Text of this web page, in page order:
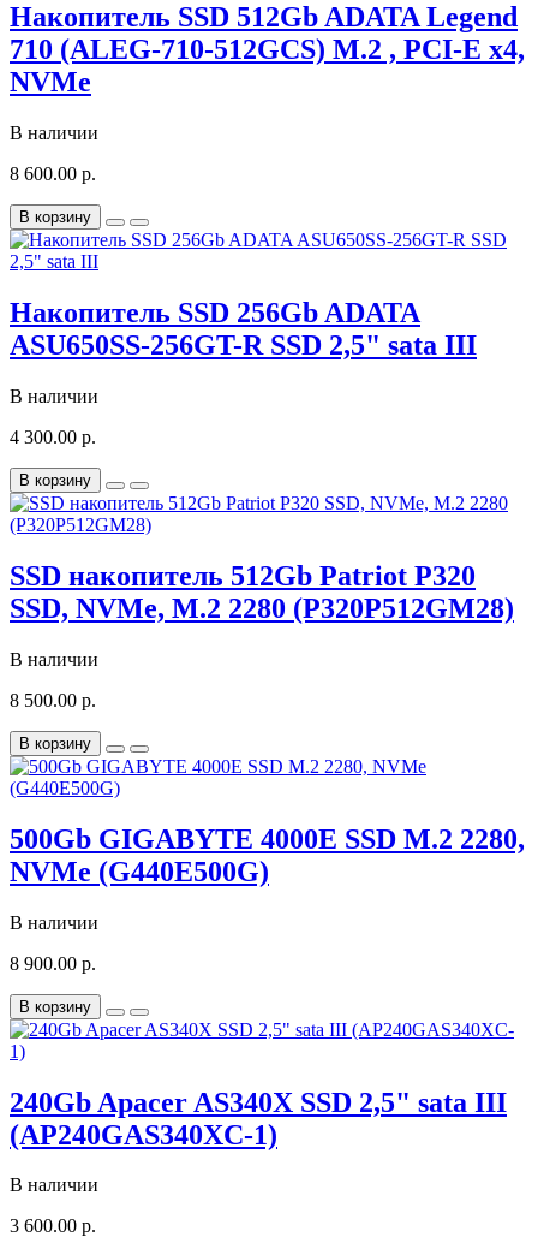
Накопитель SSD 512Gb ADATA Legend
710 (ALEG-710-512GCS) M.2 , PCI-E x4,
NVMe
В наличии
8 600.00 р.
В корзину
Накопитель SSD 256Gb ADATA
ASU650SS-256GT-R SSD 2,5" sata III
В наличии
4 300.00 р.
В корзину
SSD накопитель 512Gb Patriot P320
SSD, NVMe, M.2 2280 (P320P512GM28)
В наличии
8 500.00 р.
В корзину
500Gb GIGABYTE 4000E SSD M.2 2280,
NVMe (G440E500G)
В наличии
8 900.00 р.
В корзину
240Gb Apacer AS340X SSD 2,5" sata III
(AP240GAS340XC-1)
В наличии
3 600.00 р.